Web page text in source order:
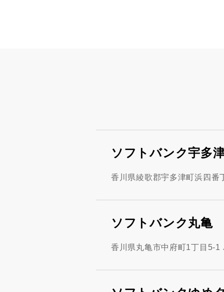
ソフトバンク宇多
香川県綾歌郡宇多津町浜四番
ソフトバンク丸亀
香川県丸亀市中府町1丁目5-1